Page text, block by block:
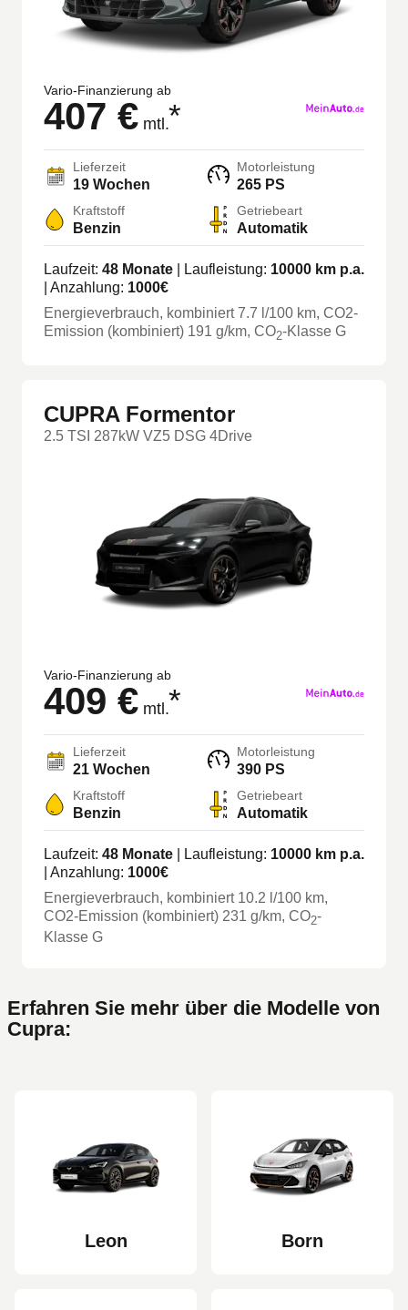
Vario-Finanzierung ab
407 € mtl.*
Lieferzeit
19 Wochen
Motorleistung
265 PS
Kraftstoff
Benzin
Getriebeart
Automatik
Laufzeit: 48 Monate | Laufleistung: 10000 km p.a.
| Anzahlung: 1000€
Energieverbrauch, kombiniert7.7 l/100 km, CO2-
Emission (kombiniert) 191 g/km, CO2-Klasse G
CUPRA Formentor
2.5 TSI 287kW VZ5 DSG 4Drive
Vario-Finanzierung ab
409 € mtl.*
Lieferzeit
21 Wochen
Motorleistung
390 PS
Kraftstoff
Benzin
Getriebeart
Automatik
Laufzeit: 48 Monate | Laufleistung: 10000 km p.a.
| Anzahlung: 1000€
Energieverbrauch, kombiniert 10.2 l/100 km,
CO2-Emission (kombiniert) 231 g/km, CO2-
Klasse G
Erfahren Sie mehr über die Modelle von
Cupra:
Leon Born